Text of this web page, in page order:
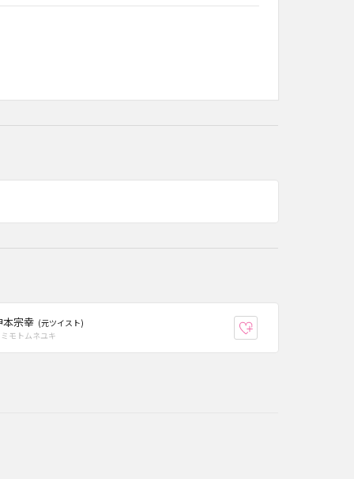
登録
本宗幸 (元ツイスト)
モトムネユキ